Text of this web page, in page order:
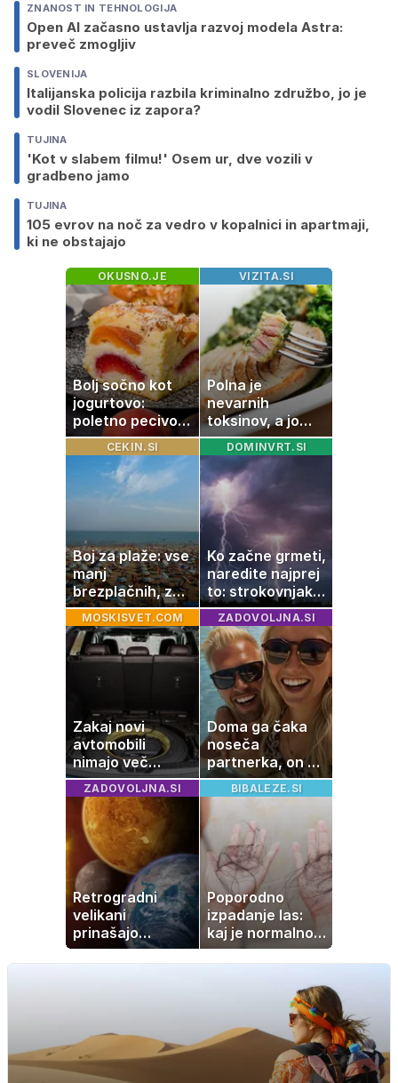
ZNANOST IN TEHNOLOGIJA
Open AI začasno ustavlja razvoj modela Astra:
preveč zmogljiv
SLOVENIJA
Italijanska policija razbila kriminalno združbo, jo je
vodil Slovenec iz zapora?
TUJINA
'Kot v slabem filmu!' Osem ur, dve vozili v
gradbeno jamo
TUJINA
105 evrov na noč za vedro v kopalnici in apartmaji,
ki ne obstajajo
OKUSNO.JE
Bolj sočno kot
jogurtovo:
poletno pecivo,
ki vedno uspe
VIZITA.SI
Polna je
nevarnih
toksinov, a jo
imamo vsi radi:
to je najbolj
nezdrava riba, ki
jo mnogi redno
uživajo
CEKIN.SI
Boj za plaže: vse
manj
brezplačnih, za
ležalnik in
senčnik tudi več
kot 40 evrov
DOMINVRT.SI
Ko začne grmeti,
naredite najprej
to: strokovnjaki
opozarjajo na
pogosto napako
MOSKISVET.COM
Zakaj novi
avtomobili
nimajo več
rezervne gume?
ZADOVOLJNA.SI
Doma ga čaka
noseča
partnerka, on pa
dopustuje z
drugo
ZADOVOLJNA.SI
Retrogradni
velikani
prinašajo
pomembne
premike – kaj
retrogradni?
BIBALEZE.SI
Poporodno
izpadanje las:
kaj je normalno
in kako si
pomagati